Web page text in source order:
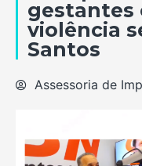
gestantes
violência
Santos
Assessoria de